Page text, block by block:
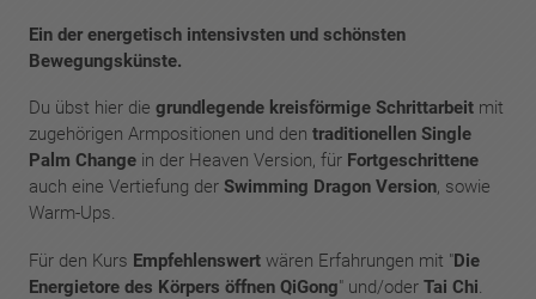
Ein der energetisch intensivsten und schönsten
Bewegungskünste.
Du übst hier die grundlegende kreisförmige Schrittarbeitmit
zugehörigen Armpositionen und den traditionellen Single
Palm Changein der Heaven Version, für Fortgeschrittene
auch eine Vertiefung der Swimming Dragon Version, sowie
Warm-Ups.
Für den Kurs Empfehlenswertwären Erfahrungen mit "Die
Energietore des Körpers öffnen QiGong" und/oder Tai Chi.